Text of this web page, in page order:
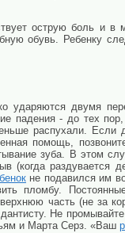
острую боль и в
обувь. Ребенку
ударяются двумя
падения - до тех
распухали.
помощь,
зуба. В этом
(когда
не подавился им
пломбу.
часть (не за
дантисту. Не
и Марта Серз. «Ваш